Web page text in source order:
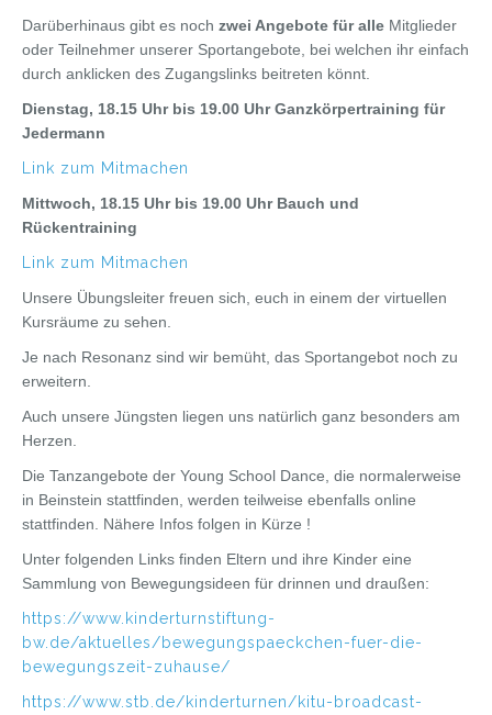
Darüberhinaus gibt es noch zwei Angebote für alle Mitglieder
oder Teilnehmer unserer Sportangebote, bei welchen ihr einfach
durch anklicken des Zugangslinks beitreten könnt.
Dienstag, 18.15 Uhr bis 19.00 Uhr Ganzkörpertraining für
Jedermann
Link zum Mitmachen
Mittwoch, 18.15 Uhr bis 19.00 Uhr Bauch und
Rückentraining
Link zum Mitmachen
Unsere Übungsleiter freuen sich, euch in einem der virtuellen
Kursräume zu sehen.
Je nach Resonanz sind wir bemüht, das Sportangebot noch zu
erweitern.
Auch unsere Jüngsten liegen uns natürlich ganz besonders am
Herzen.
Die Tanzangebote der Young School Dance, die normalerweise
in Beinstein stattfinden, werden teilweise ebenfalls online
stattfinden. Nähere Infos folgen in Kürze !
Unter folgenden Links finden Eltern und ihre Kinder eine
Sammlung von Bewegungsideen für drinnen und draußen:
https://www.kinderturnstiftung-
bw.de/aktuelles/bewegungspaeckchen-fuer-die-
bewegungszeit-zuhause/
https://www.stb.de/kinderturnen/kitu-broadcast-